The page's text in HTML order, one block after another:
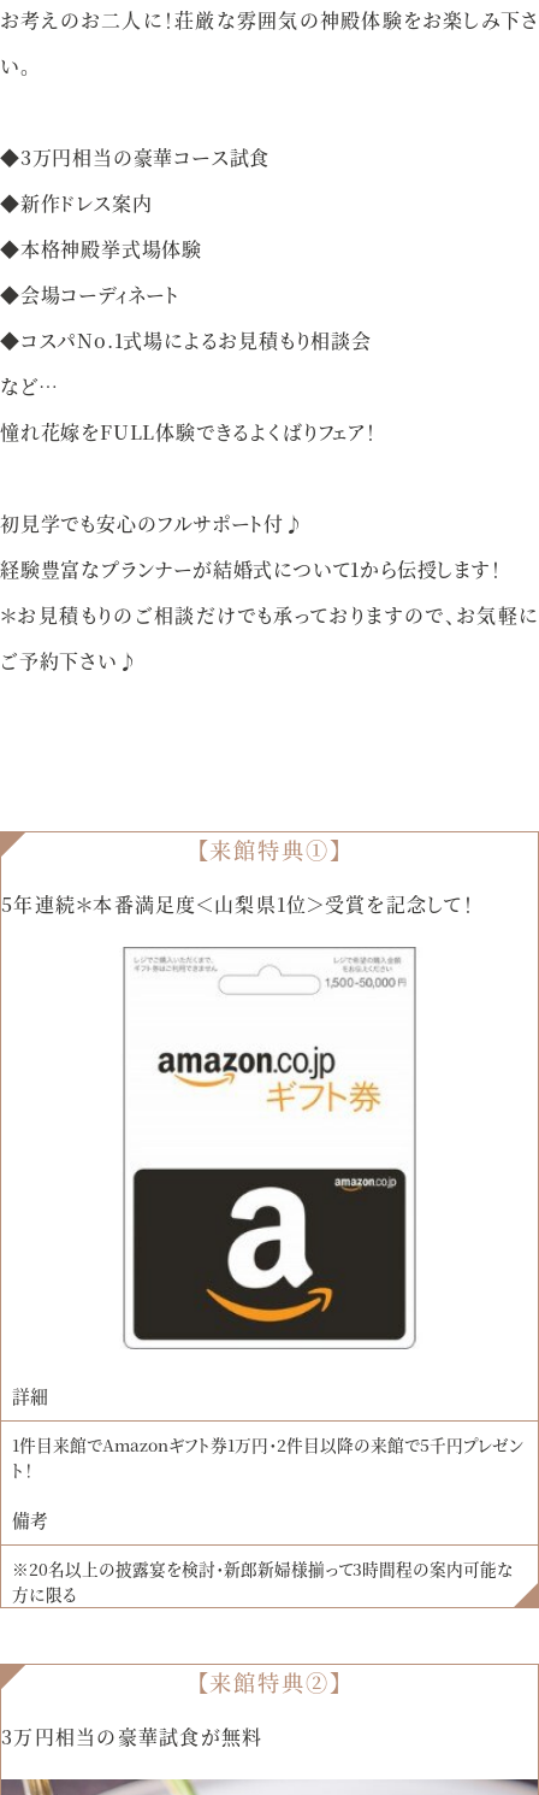
資料請求
ベルクラシック甲府
055-254-1000
9：00〜18：00（無休）
お考えのお二人に！荘厳な雰囲気の神殿体験をお楽しみ下さ
い。
◆3万円相当の豪華コース試食
◆新作ドレス案内
◆本格神殿挙式場体験
◆会場コーディネート
◆コスパNo.1式場によるお見積もり相談会
など…
憧れ花嫁をFULL体験できるよくばりフェア！
初見学でも安心のフルサポート付♪
経験豊富なプランナーが結婚式について1から伝授します！
＊お見積もりのご相談だけでも承っておりますので、お気軽に
ご予約下さい♪
【来館特典①】
5年連続＊本番満足度＜山梨県1位＞受賞を記念して！
詳細
1件目来館でAmazonギフト券1万円・2件目以降の来館で5千円プレゼン
ト！
備考
※20名以上の披露宴を検討・新郎新婦様揃って3時間程の案内可能な
方に限る
【来館特典②】
3万円相当の豪華試食が無料